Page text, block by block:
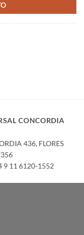
CONCORDIA
436,­ FLORES
9 11 6120-1552